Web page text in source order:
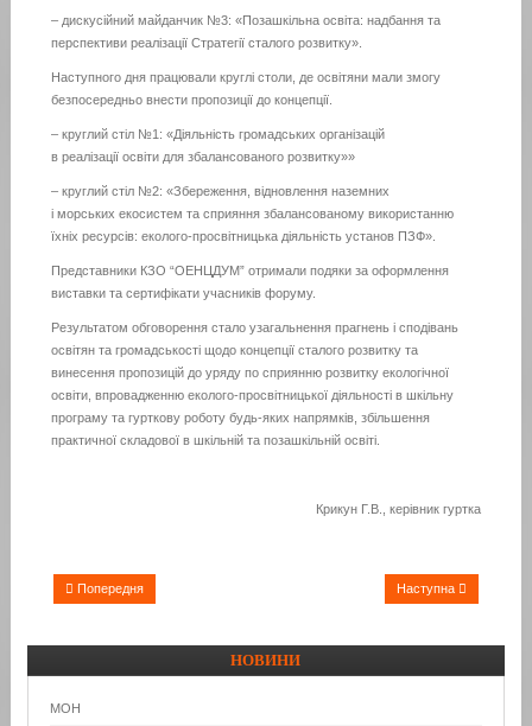
– дискусійний майданчик №3: «Позашкільна освіта: надбання та
перспективи реалізації Стратегії сталого розвитку».
Наступного дня працювали круглі столи, де освітяни мали змогу
безпосередньо внести пропозиції до концепції.
– круглий стіл №1: «Діяльність громадських організацій
в реалізації освіти для збалансованого розвитку»»
– круглий стіл №2: «Збереження, відновлення наземних
і морських екосистем та сприяння збалансованому використанню
їхніх ресурсів: еколого-просвітницька діяльність установ ПЗФ».
Представники КЗО “ОЕНЦДУМ” отримали подяки за оформлення
виставки та сертифікати учасників форуму.
Результатом обговорення стало узагальнення прагнень і сподівань
освітян та громадськості щодо концепції сталого розвитку та
винесення пропозицій до уряду по сприянню розвитку екологічної
освіти, впровадженню еколого-просвітницької діяльності в шкільну
програму та гурткову роботу будь-яких напрямків, збільшення
практичної складової в шкільній та позашкільній освіті.
Крикун Г.В., керівник гуртка
Попередня Наступна
НОВИНИ
МОН